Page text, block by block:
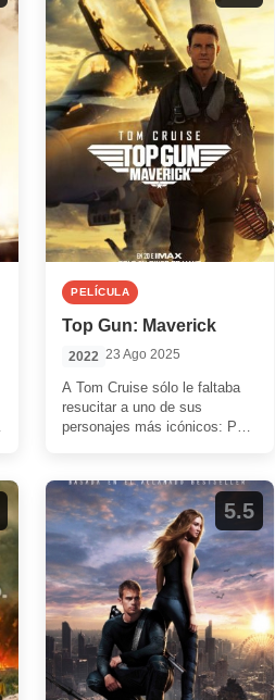
PELÍCULA
Top Gun: Maverick
2022 23 Ago 2025
A Tom Cruise sólo le faltaba
resucitar a uno de sus
personajes más icónicos: Pete
5.5